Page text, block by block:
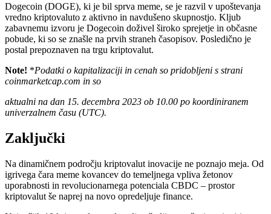
Dogecoin (DOGE), ki je bil sprva meme, se je razvil v upoštevanja
vredno kriptovaluto z aktivno in navdušeno skupnostjo. Kljub
zabavnemu izvoru je Dogecoin doživel široko sprejetje in občasne
pobude, ki so se znašle na prvih straneh časopisov. Posledično je
postal prepoznaven na trgu kriptovalut.
Note! *Podatki o kapitalizaciji in cenah so pridobljeni s strani
coinmarketcap.com in so
aktualni na dan 15. decembra 2023 ob 10.00 po koordiniranem
univerzalnem času (UTC).
Zaključki
Na dinamičnem področju kriptovalut inovacije ne poznajo meja. Od
igrivega čara meme kovancev do temeljnega vpliva žetonov
uporabnosti in revolucionarnega potenciala CBDC – prostor
kriptovalut še naprej na novo opredeljuje finance.